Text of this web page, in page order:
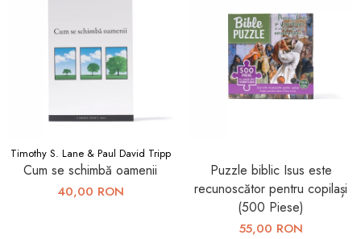
Timothy S. Lane & Paul David Tripp
Cum se schimbă oamenii
40,00 RON
Puzzle biblic Isus este
recunoscător pentru copilași
(500 Piese)
55,00 RON